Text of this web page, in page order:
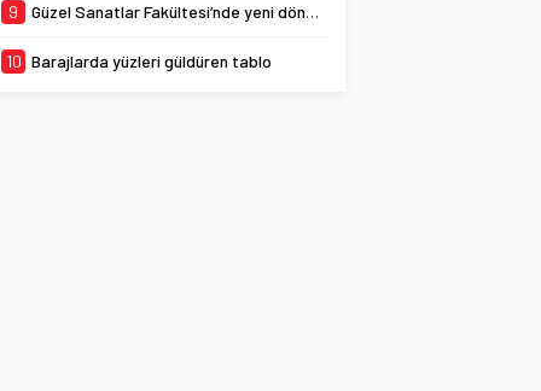
9 Güzel Sanatlar Fakültesi’nde yeni dönem
10 Barajlarda yüzleri güldüren tablo